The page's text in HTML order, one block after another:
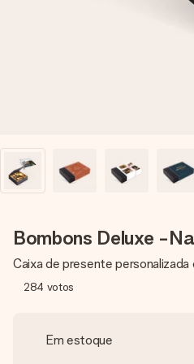
Bombons Deluxe -
Caixa de presente
284 votos
Em estoque